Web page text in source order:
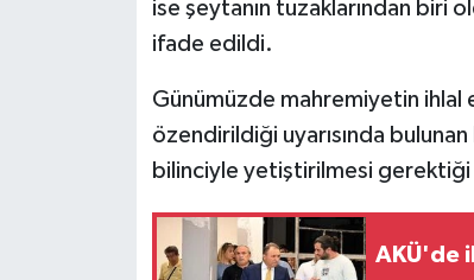
ise şeytanın tuzaklarından
ifade edildi.
Günümüzde mahremiyetin ihlal
özendirildiği uyarısında
bilinciyle yetiştirilmesi gerektiği
AKÜ'de